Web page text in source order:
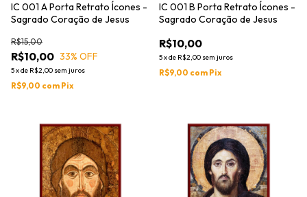
IC 001 A Porta Retrato Ícones -
Sagrado Coração de Jesus
R$10,00
R$15,00
33% OFF
5xde R$2,00 sem juros
R$9,00 com Pix
IC 001 B Porta Retrato Ícones -
Sagrado Coração de Jesus
R$10,00
5xde R$2,00 sem juros
R$9,00 com Pix